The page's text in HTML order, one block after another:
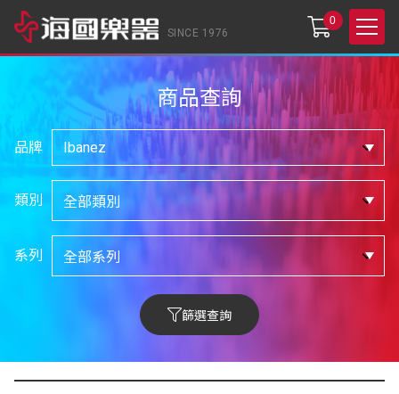
SINCE 1976
0
商品查詢
品牌
類別
系列
篩選查詢